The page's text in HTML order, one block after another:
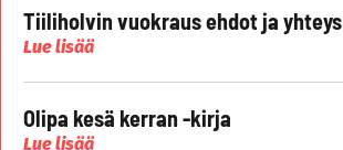
Tiiliholvin vuokraus ehdot ja yhteys
Lue lisää
Olipa kesä kerran -kirja
Lue lisää